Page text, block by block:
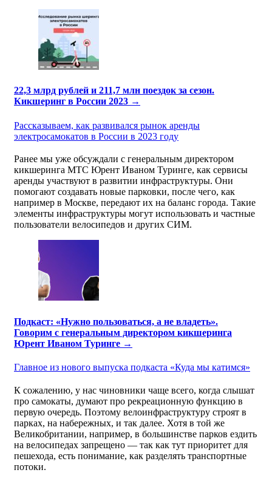
22,3 млрд рублей и 211,7 млн поездок за сезон.
Кикшеринг в России 2023 →
Рассказываем, как развивался рынок аренды
электросамокатов в России в 2023 году
Ранее мы уже обсуждали с генеральным директором
кикшеринга МТС Юрент Иваном Туринге, как сервисы
аренды участвуют в развитии инфраструктуры. Они
помогают создавать новые парковки, после чего, как
например в Москве, передают их на баланс города. Такие
элементы инфраструктуры могут использовать и частные
пользователи велосипедов и других СИМ.
Подкаст: «Нужно пользоваться, а не владеть».
Говорим с генеральным директором кикшеринга
Юрент Иваном Туринге →
Главное из нового выпуска подкаста «Куда мы катимся»
К сожалению, у нас чиновники чаще всего, когда слышат
про самокаты, думают про рекреационную функцию в
первую очередь. Поэтому велоинфраструктуру строят в
парках, на набережных, и так далее. Хотя в той же
Великобритании, например, в большинстве парков ездить
на велосипедах запрещено — так как тут приоритет для
пешехода, есть понимание, как разделять транспортные
потоки.